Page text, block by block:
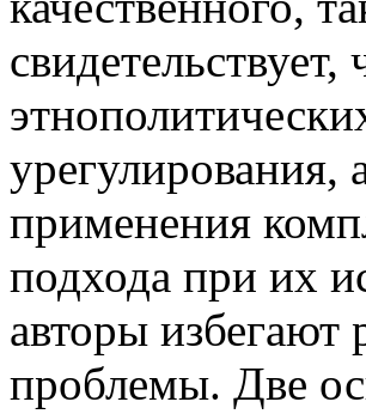
урегулирования,
применения
подхода при их
авторы избегают
проблемы. Две